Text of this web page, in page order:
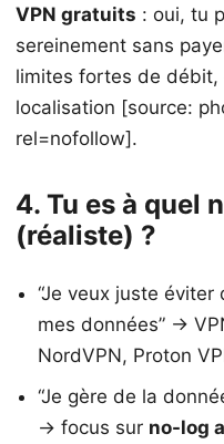
VPN gratuits : oui, tu
sereinement sans
limites fortes de
localisation [source:
rel=nofollow].
4. Tu es à quel
(réaliste) ?
“Je veux juste
mes données” →
NordVPN, Proton
“Je gère de la
→ focus sur no-log